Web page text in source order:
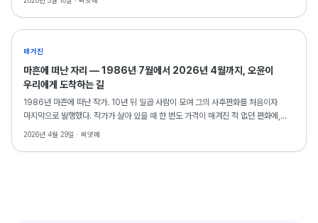
매거진
마흔에 떠난 자리 — 1986년 7월에서 2026년 4월까지, 오윤이
우리에게 도착하는 길
1986년 마흔에 떠난 작가. 10년 뒤 일곱 사람이 모여 그의 사후판화를 처음이자
마지막으로 발행했다. 작가가 살아 있을 때 한 번도 가격이 매겨진 적 없던 판화에,
그가 떠난 자리에서 동료들이 표식을 새긴 셈이었다. 사후 40주기를 맞는 2026년,
2026년 4월 29일 · 씨앗페